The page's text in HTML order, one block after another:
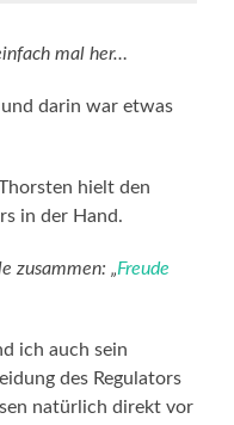
mal her…
darin war etwas
hielt den
in der Hand.
zusammen: „Freude
ich auch sein
des Regulators
natürlich direkt vor